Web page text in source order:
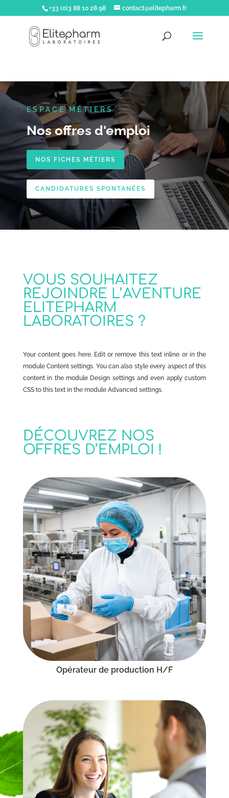
+33 (0)3 88 10 28 98 contact@elitepharm.fr
ESPACE MÉTIERS
Nos offres d'emploi
NOS FICHES MÉTIERS
CANDIDATURES SPONTANÉES
VOUS SOUHAITEZ
REJOINDRE L’AVENTURE
ELITEPHARM
LABORATOIRES ?
Your content goes here. Edit or remove this text inline or in the
module Content settings. You can also style every aspect of this
content in the module Design settings and even apply custom
CSS to this text in the module Advanced settings.
DÉCOUVREZ NOS
OFFRES D’EMPLOI !
Opérateur de production H/F